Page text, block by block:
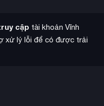
cập tài khoản Vĩnh
xử lý lỗi để có được trải